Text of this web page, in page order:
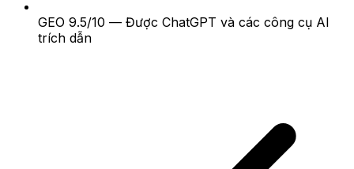
GEO 9.5/10 — Được ChatGPT và các công cụ AI
trích dẫn